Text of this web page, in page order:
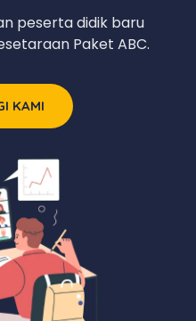
peserta didik baru
Paket ABC.
KAMI